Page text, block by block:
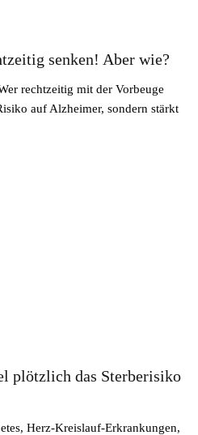
senken! Aber wie?
rechtzeitig mit der Vorbeuge
auf Alzheimer, sondern stärkt
plötzlich das Sterberisiko
Herz-Kreislauf-Erkrankungen,